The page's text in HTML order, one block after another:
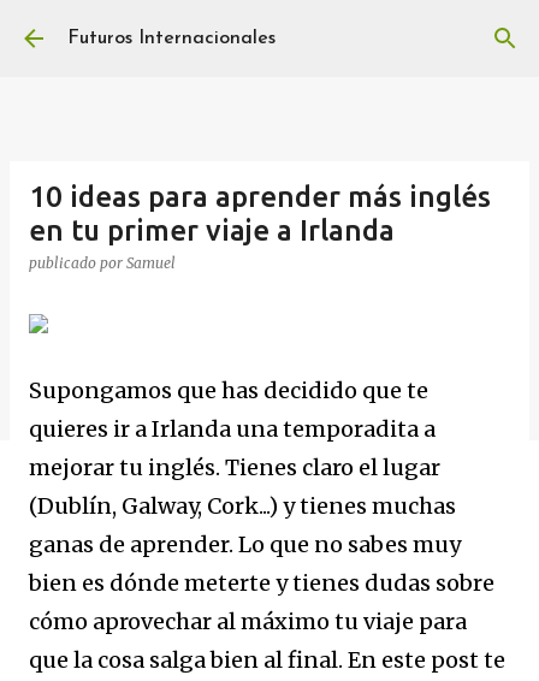
Ir al contenido principal
Futuros Internacionales
10 ideas para aprender más inglés
en tu primer viaje a Irlanda
publicado por Samuel
Supongamos que has decidido que te
quieres ir a Irlanda una temporadita a
mejorar tu inglés. Tienes claro el lugar
(Dublín, Galway, Cork...) y tienes muchas
ganas de aprender. Lo que no sabes muy
bien es dónde meterte y tienes dudas sobre
cómo aprovechar al máximo tu viaje para
que la cosa salga bien al final. En este post te